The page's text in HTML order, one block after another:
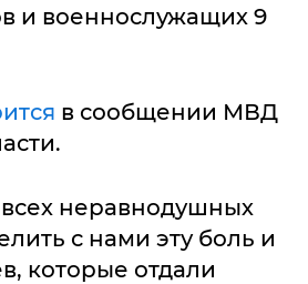
и военнослужащих 9
в сообщении МВД
неравнодушных
с нами эту боль и
которые отдали